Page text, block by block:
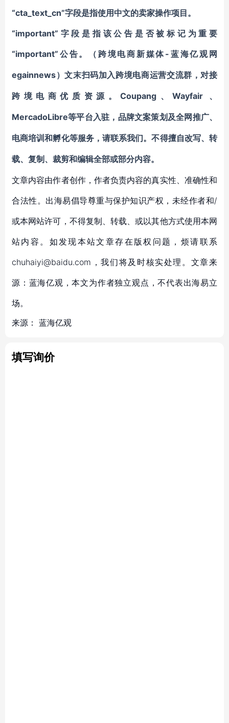
“cta_text_cn”字段是指使用中文的卖家操作项目。
“important”字段是指该公告是否被标记为重要
“important”公告。
（跨境电商新媒体-蓝海亿观网
egainnews）文末扫码加 入 跨境电商运营交流群 ，对接
跨境电商优质资源。Coupang 、Wayfair 、
MercadoLibre等平台入驻 ， 品牌文案策划及全网推广、
电商培训和孵化等服务，请联系我们。不得擅自改写、转
载、复制、裁剪和编辑全部或部分内容。
文章内容由作者创作，作者负责内容的真实性、准确性和
合法性。出海易倡导尊重与保护知识产权，未经作者和/
或本网站许可，不得复制、转载、或以其他方式使用本网
站内容。如发现本站文章存在版权问题，烦请联系
chuhaiyi@baidu.com，我们将及时核实处理。文章来
源：蓝海亿观，本文为作者独立观点，不代表出海易立
场。
来源： 蓝海亿观
填写询价